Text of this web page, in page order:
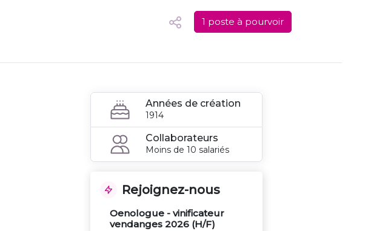
1 poste à pourvoir
Années de création
1914
Collaborateurs
Moins de 10 salariés
Rejoignez-nous
Oenologue - vinificateur
vendanges 2026 (H/F)